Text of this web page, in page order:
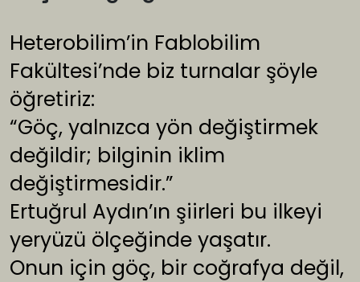
Heterobilim’in Fablobilim
Fakültesi’nde biz turnalar şöyle
öğretiriz:
“Göç, yalnızca yön değiştirmek
değildir; bilginin iklim
değiştirmesidir.”
Ertuğrul Aydın’ın şiirleri bu ilkeyi
yeryüzü ölçeğinde yaşatır.
Onun için göç, bir coğrafya değil,